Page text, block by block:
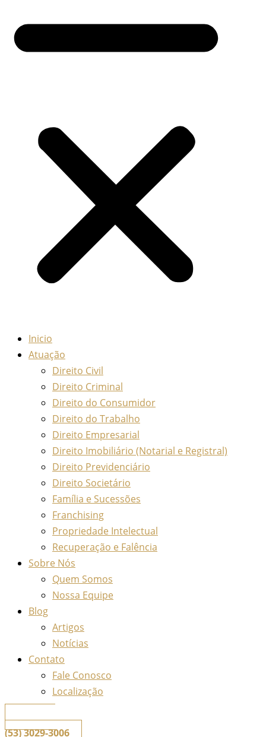
Inicio
Atuação
Direito Civil
Direito Criminal
Direito do Consumidor
Direito do Trabalho
Direito Empresarial
Direito Imobiliário (Notarial e Registral)
Direito Previdenciário
Direito Societário
Família e Sucessões
Franchising
Propriedade Intelectual
Recuperação e Falência
Sobre Nós
Quem Somos
Nossa Equipe
Blog
Artigos
Notícias
Contato
Fale Conosco
Localização
(53) 3029-3006